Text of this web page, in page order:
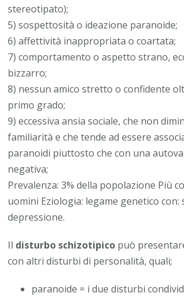
stereotipato);
5) sospettosità o ideazione paranoide;
6) affettività inappropriata o coartata;
7) comportamento o aspetto strano,
bizzarro;
8) nessun amico stretto o confidente
primo grado;
9) eccessiva ansia sociale, che non
familiarità e che tende ad essere
paranoidi piuttosto che con una
negativa;
Prevalenza: 3% della popolazione Più
uomini Eziologia: legame genetico con:
depressione.
Il disturbo schizotipico può
con altri disturbi di personalità, quali;
paranoide = i due disturbi